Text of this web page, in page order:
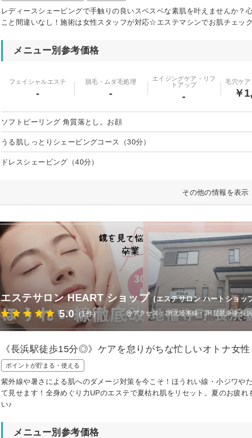
レディースシェービングで手触りの良いスベスベな素肌を叶えませんか？
こと間違いなし！施術は女性スタッフが対応☆エステマシンでお肌チェッ
メニュー別参考価格
フェイシャルエステ
-
脱毛・ムダ毛処理
-
エイジングケア・リフ
トアップ
-
毛穴ケ
￥
ソフトピーリング 角質落とし。お顔
うる肌しっとりシェービングコース（30分）
ドレスシェービング（40分）
その他の情報を表示
エステサロン HEART ショップ (エステサロン ハートショッ
5.0 (1件) アクセス：JR北陸本線・JR琵琶湖線 長
《長浜駅徒歩15分◎》ケアを怠りがちな忙しいオトナ女
ポイントが貯まる・使える
紫外線や暑さによる肌へのダメージ対策を今こそ！ほうれい線・小ジワや
て見せます！全身めぐり力UPのエステで夏枯れ肌をリセット。夏のお疲
い♪
メニュー別参考価格